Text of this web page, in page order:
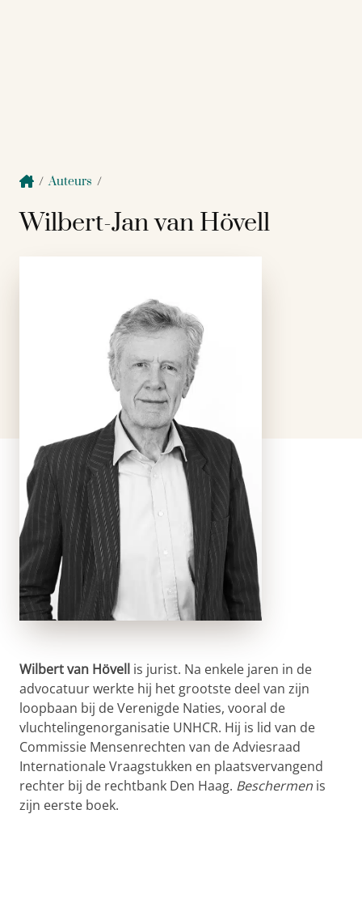
/Auteurs /
Wilbert-Jan van Hövell
Wilbert van Hövell is jurist. Na enkele jaren in de
advocatuur werkte hij het grootste deel van zijn
loopbaan bij de Verenigde Naties, vooral de
vluchtelingenorganisatie UNHCR. Hij is lid van de
Commissie Mensenrechten van de Adviesraad
Internationale Vraagstukken en plaatsvervangend
rechter bij de rechtbank Den Haag. Beschermen is
zijn eerste boek.